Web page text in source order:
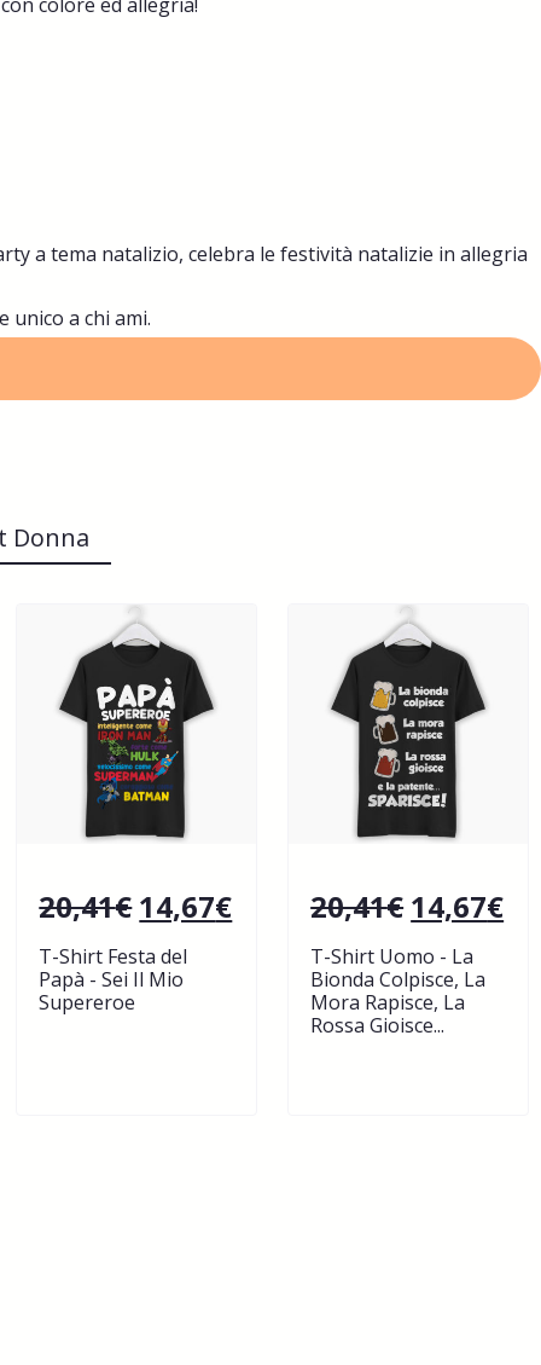
a tema natalizio, celebra le festività natalizie in allegria
a chi ami.
Donna
20,41€ 14,67€
T-Shirt Festa del
Papà - Sei Il Mio
Supereroe
20,41€ 14,67€
T-Shirt Uomo - La
Bionda Colpisce, La
Mora Rapisce, La
Rossa Gioisce...